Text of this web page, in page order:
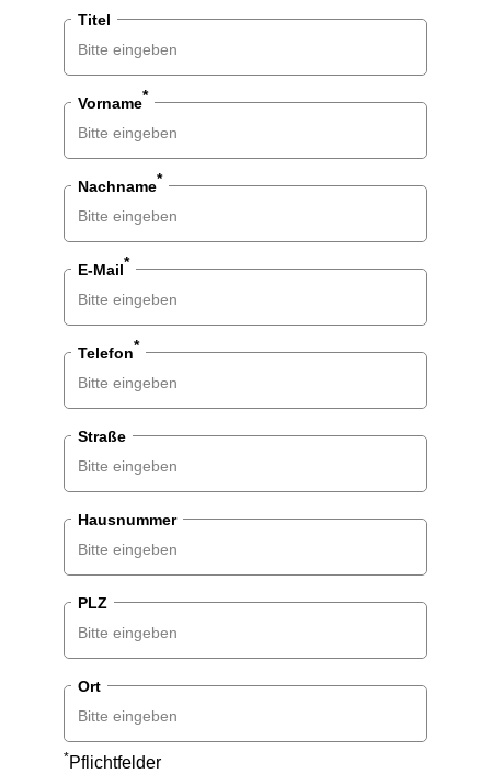
Bitte auswählen
Titel
Vorname*
Nachname*
E-Mail*
Telefon*
Straße
Hausnummer
PLZ
Ort
*Pflichtfelder